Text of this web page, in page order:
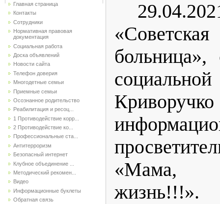
Главная страница
Контакты
Сотрудники
Нормативная правовая
документация
Социальная работа
Доска объявлений
Новости сайта
Телефон доверия
Многодетные семьи
Приемные семьи
Осознанное родительство
Реабилитация и ресоц...
1 Противодействие корр...
2 Противодействие ко...
Профессиональные ста...
Антитерроризм
Безопасный интернет
Клубное объединение ...
Методический рекомен...
Видео
Информационные буклеты
Обратная связь
больница»,
«Мама,
жизнь!!!».